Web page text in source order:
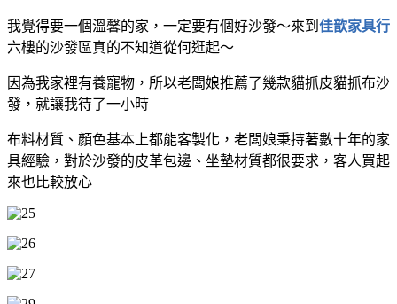
我覺得要一個溫馨的家，一定要有個好沙發～來到 佳歆家具行
六樓的沙發區真的不知道從何逛起～
因為我家裡有養寵物，所以老闆娘推薦了幾款貓抓皮貓抓布沙
發，就讓我待了一小時
布料材質、顏色基本上都能客製化，老闆娘秉持著數十年的家
具經驗，對於沙發的皮革包邊、坐墊材質都很要求，客人買起
來也比較放心